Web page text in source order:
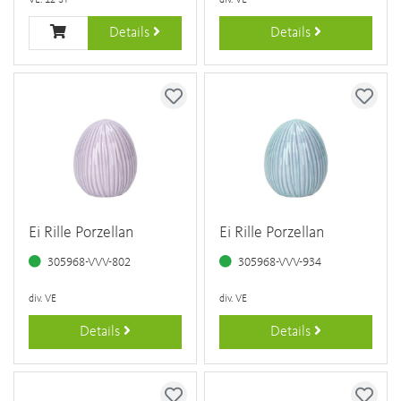
Details Details
Ei Rille Porzellan
305968-VVV-802
div. VE
Details
Ei Rille Porzellan
305968-VVV-934
div. VE
Details